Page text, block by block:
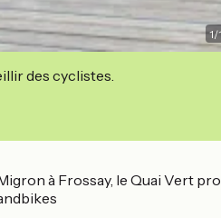
1/
des cyclistes.
à Frossay, le Quai